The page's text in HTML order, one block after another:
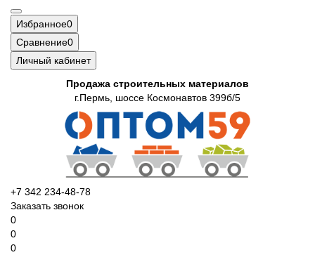
Избранное0
Сравнение0
Личный кабинет
Продажа строительных материалов
г.Пермь, шоссе Космонавтов 399б/5
+7 342 234-48-78
Заказать звонок
0
0
0